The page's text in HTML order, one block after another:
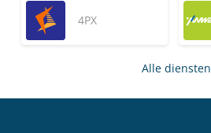
4PX
Alle diensten